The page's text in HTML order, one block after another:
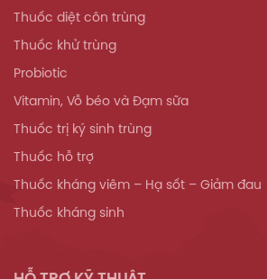
Thuốc diệt côn trùng
Thuốc khử trùng
Probiotic
Vitamin, Vỗ béo và Đạm sữa
Thuốc trị ký sinh trùng
Thuốc hỗ trợ
Thuốc kháng viêm – Hạ sốt – Giảm đau
Thuốc kháng sinh